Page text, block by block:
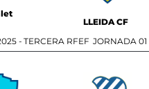
LLEIDA CF
-TERCERA RFEF JORNADA 01